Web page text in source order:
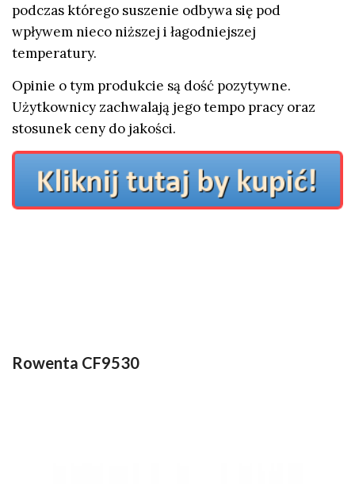
podczas którego suszenie odbywa się pod
wpływem nieco niższej i łagodniejszej
temperatury.
Opinie o tym produkcie są dość pozytywne.
Użytkownicy zachwalają jego tempo pracy oraz
stosunek ceny do jakości.
Rowenta CF9530